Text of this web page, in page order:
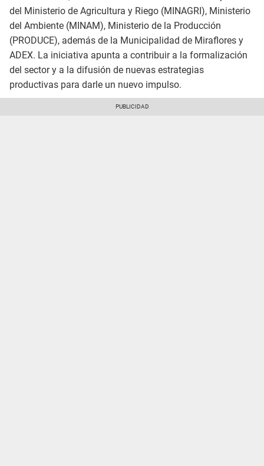
del Ministerio de Agricultura y Riego (MINAGRI), Ministerio
del Ambiente (MINAM), Ministerio de la Producción
(PRODUCE), además de la Municipalidad de Miraflores y
ADEX. La iniciativa apunta a contribuir a la formalización
del sector y a la difusión de nuevas estrategias
productivas para darle un nuevo impulso.